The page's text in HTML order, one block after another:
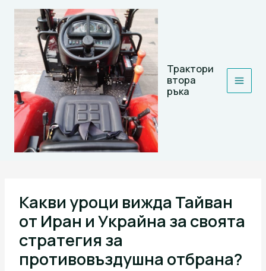
Skip
Трактори
втора
ръка
Какви уроци вижда Тайван
от Иран и Украйна за своята
стратегия за
противовъздушна отбрана?